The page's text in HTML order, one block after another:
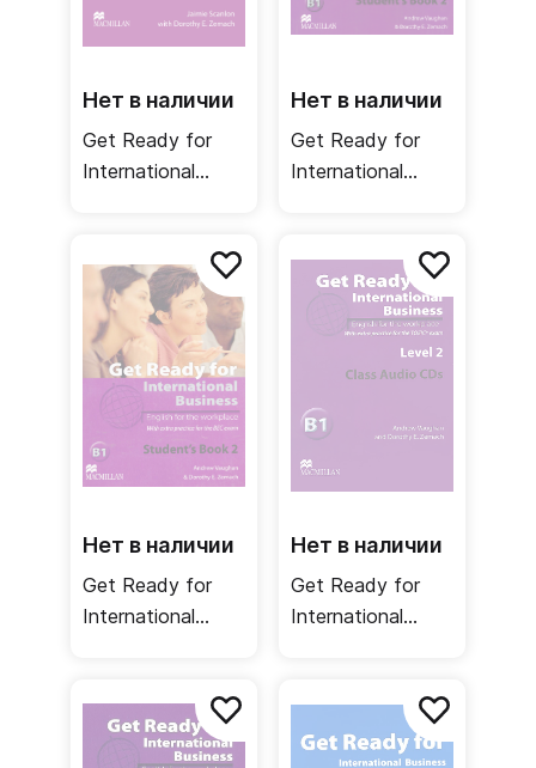
Нет в наличии
Get Ready for
International
Книга для
учителя
Нет в наличии
Get Ready for
International
TOEIC / Учебник
Нет в наличии
Get Ready for
International
BEC / Учебник
Нет в наличии
Get Ready for
International
/ Аудиодиск